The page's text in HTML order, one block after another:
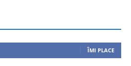
ÎMI PLACE